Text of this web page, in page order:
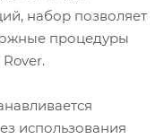
набор позволяет
процедуры
использования